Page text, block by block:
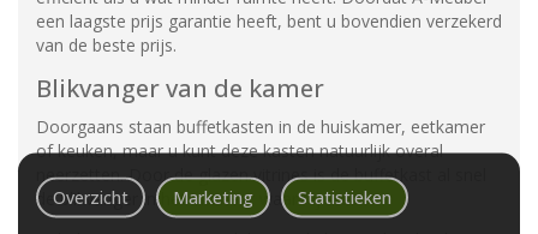
een laagste prijs garantie heeft, bent u bovendien verzekerd
van de beste prijs.
Blikvanger van de kamer
Doorgaans staan buffetkasten in de huiskamer, eetkamer
of keuken, maar u kunt deze kasten natuurlijk overal
neerzetten. Door de glazen vitrines is de buffetkast al snel
de blikvanger in het interieur waar hij staat.
Overzicht Marketing Statistieken